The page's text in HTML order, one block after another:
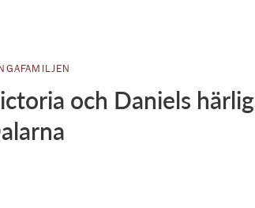
och Daniels